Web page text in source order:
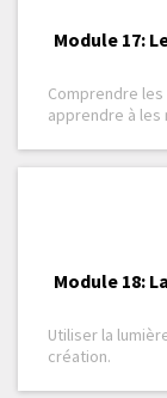
Module 17:
Comprendre
apprendre à les
Module 18:
Utiliser la
création.